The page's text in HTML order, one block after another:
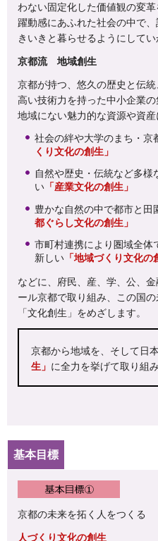
わない固定化した価値観の変
躍動感にあふれた社会の中で
きいきと暮らせるようにしてい
京都流 地域創生
京都が持つ、悠久の歴史と伝
高い技術力を持った中小企業
地域にない魅力的な資源や資産
社会の絆や大学のまち・京
くり文化の創生」
自然や歴史・伝統など多様
い 「産業文化の創生」
豊かな自然の中で都市と田
都ぐらし文化の創生」
市町村連携により圏域全体
新しい 「地域づくり文化の
などに、府民、産、学、公、
ール京都で取り組み、この国
「文化創生」をめざします。
京都から地域を、そして日
生」 に全力を挙げて取り組み
基本目標
京都の未来を拓く人をつくる
人づくり文化の創生